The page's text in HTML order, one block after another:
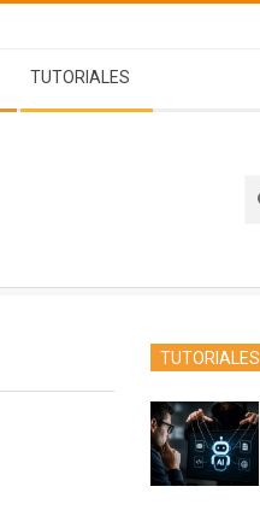
TUTORIALES
TUTORIALES